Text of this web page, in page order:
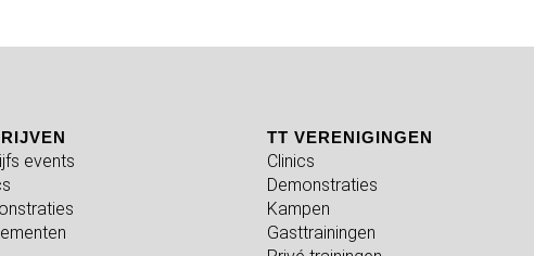
events
TT VERENIGINGEN
Clinics
Demonstraties
Kampen
Gasttrainingen